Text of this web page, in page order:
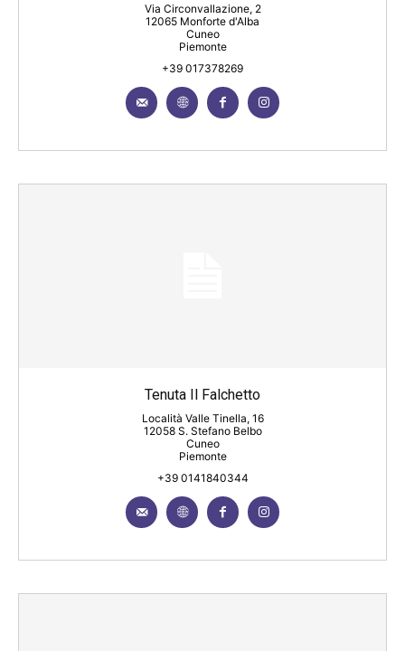
Via Circonvallazione, 2
12065 Monforte d'Alba
Cuneo
Piemonte
+39 017378269
Tenuta Il Falchetto
Località Valle Tinella, 16
12058 S. Stefano Belbo
Cuneo
Piemonte
+39 0141840344